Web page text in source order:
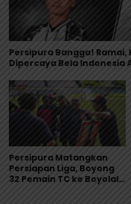
Persipura Bangga! Ramai,
Dipercaya Bela Indonesia
Persipura Matangkan
Persiapan Liga, Boyong
32 Pemain TC ke Boyolali